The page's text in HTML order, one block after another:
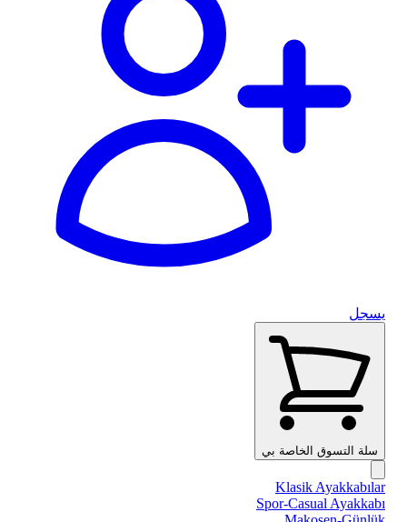
يسجل
سلة التسوق الخاصة بي
Klasik Ayakkabılar
Spor-Casual Ayakkabı